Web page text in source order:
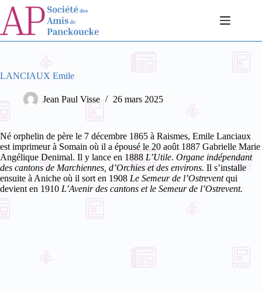
Passer
contenu
LANCIAUX Emile
Jean Paul Visse 26 mars 2025
Né orphelin de père le 7 décembre 1865 à Raismes, Emile Lanciaux
est imprimeur à Somain où il a épousé le 20 août 1887 Gabrielle Marie
Angélique Denimal. Il y lance en 1888L’Utile. Organe indépendant
des cantons de Marchiennes, d’Orchies et des environs. Il s’installe
ensuite à Aniche où il sort en 1908 Le Semeur de l’Ostreventqui
devient en 1910 L’Avenir des cantons et le Semeur de l’Ostrevent.